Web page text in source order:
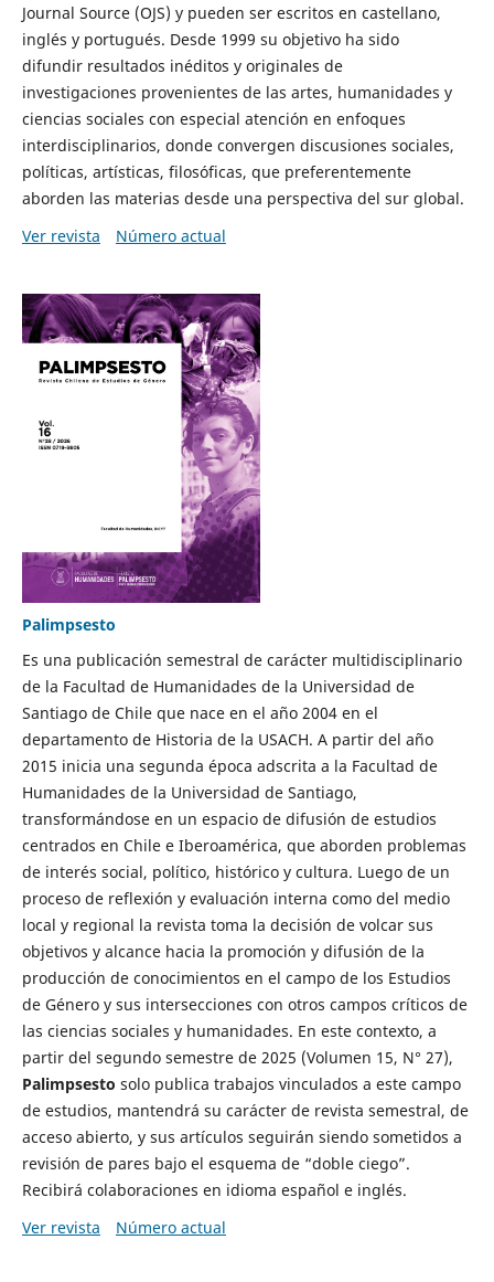
Journal Source (OJS) y pueden ser escritos en castellano,
inglés y portugués. Desde 1999 su objetivo ha sido
difundir resultados inéditos y originales de
investigaciones provenientes de las artes, humanidades y
ciencias sociales con especial atención en enfoques
interdisciplinarios, donde convergen discusiones sociales,
políticas, artísticas, filosóficas, que preferentemente
aborden las materias desde una perspectiva del sur global.
Ver revista
Número actual
Palimpsesto
Es una publicación semestral de carácter multidisciplinario
de la Facultad de Humanidades de la Universidad de
Santiago de Chile que nace en el año 2004 en el
departamento de Historia de la USACH. A partir del año
2015 inicia una segunda época adscrita a la Facultad de
Humanidades de la Universidad de Santiago,
transformándose en un espacio de difusión de estudios
centrados en Chile e Iberoamérica, que aborden problemas
de interés social, político, histórico y cultura. Luego de un
proceso de reflexión y evaluación interna como del medio
local y regional la revista toma la decisión de volcar sus
objetivos y alcance hacia la promoción y difusión de la
producción de conocimientos en el campo de los Estudios
de Género y sus intersecciones con otros campos críticos de
las ciencias sociales y humanidades. En este contexto, a
partir del segundo semestre de 2025 (Volumen 15, N° 27),
Palimpsesto solo publica trabajos vinculados a este campo
de estudios, mantendrá su carácter de revista semestral, de
acceso abierto, y sus artículos seguirán siendo sometidos a
revisión de pares bajo el esquema de “doble ciego”.
Recibirá colaboraciones en idioma español e inglés.
Ver revista
Número actual